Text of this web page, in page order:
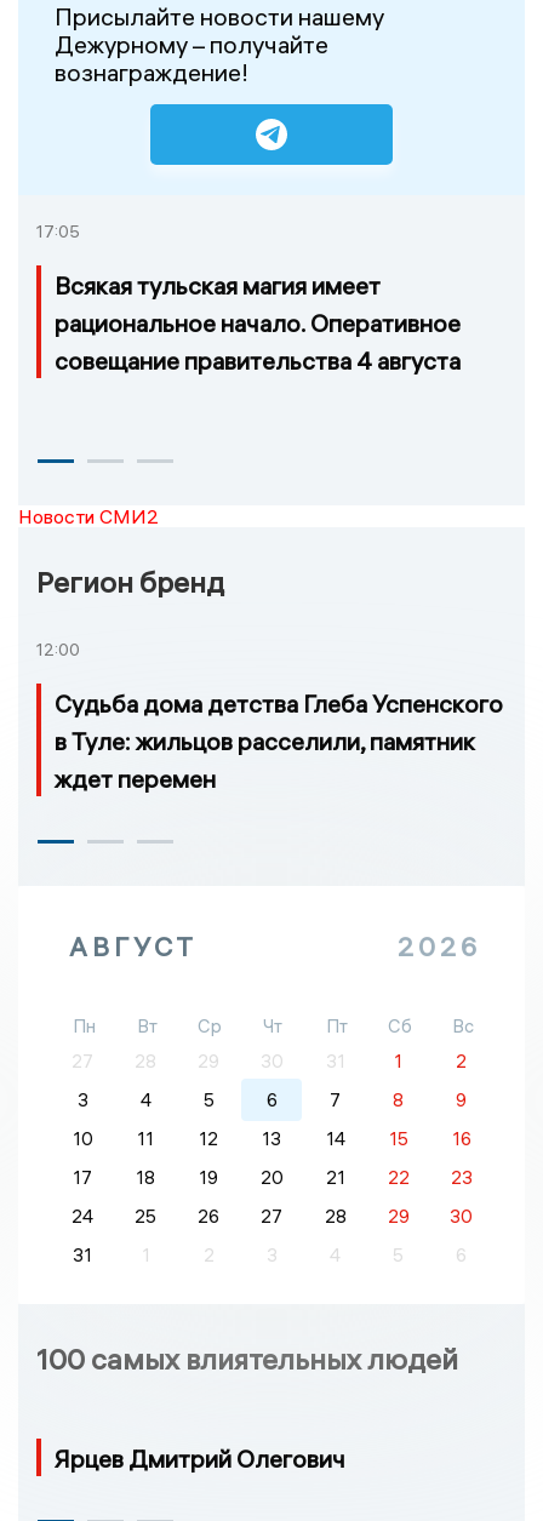
Присылайте новости нашему
Дежурному – получайте
вознаграждение!
17:05
Всякая тульская магия имеет
рациональное начало. Оперативное
совещание правительства 4 августа
Новости СМИ2
Регион бренд
12:00
Судьба дома детства Глеба Успенского
в Туле: жильцов расселили, памятник
ждет перемен
АВГУСТ 2026
Пн Вт Ср Чт Пт Сб
Вс
27
28 29 30 31 1
2
3
4 5 6 7 8
9
10
11 12 13 14 15
16
17
18 19 20 21 22
23
24
25 26 27 28 29
30
31
1 2 3 4 5 6
100 самых влиятельных людей
Ярцев Дмитрий Олегович